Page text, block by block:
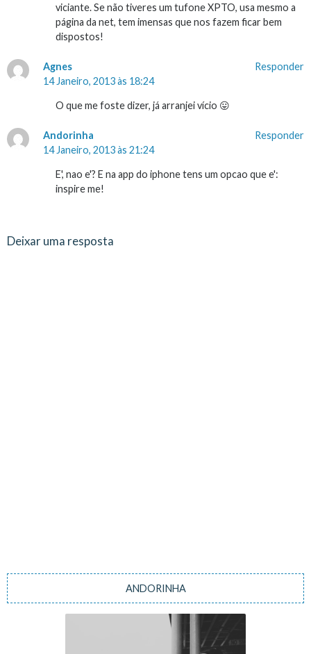
viciante. Se não tiveres um tufone XPTO, usa mesmo a
página da net, tem imensas que nos fazem ficar bem
dispostos!
Agnes
14 Janeiro, 2013 às 18:24
O que me foste dizer, já arranjei vício 😛
Responder
Andorinha
14 Janeiro, 2013 às 21:24
E', nao e'? E na app do iphone tens um opcao que e':
inspire me!
Responder
Deixar uma resposta
ANDORINHA